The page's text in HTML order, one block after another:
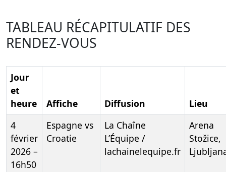
TABLEAU RÉCAPITULATIF DES
RENDEZ-VOUS
Jour
et
heure
Affiche Diffusion
Lieu
4
février
2026 –
16h50
Espagne vs
Croatie
La Chaîne
L’Équipe /
lachainelequipe.fr
Arena
Stožice,